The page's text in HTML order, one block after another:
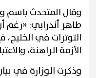
وقال المتحدث باسم
طاهر أندرابي: «رغم
التوترات في الخليج،
الأزمة الراهنة،
وذكرت الوزارة في